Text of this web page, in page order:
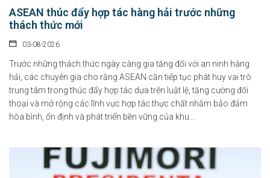
ASEAN thúc đẩy hợp tác hàng hải trước những
thách thức mới
03-08-2026
Trước những thách thức ngày càng gia tăng đối với an ninh hàng
hải, các chuyên gia cho rằng ASEAN cần tiếp tục phát huy vai trò
trung tâm trong thúc đẩy hợp tác dựa trên luật lệ, tăng cường đối
thoại và mở rộng các lĩnh vực hợp tác thực chất nhằm bảo đảm
hòa bình, ổn định và phát triển bền vững của khu...